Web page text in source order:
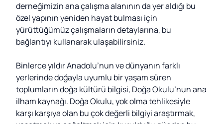
derneğimizin ana çalışma alanının da yer aldığı bu
özel yapının yeniden hayat bulması için
yürüttüğümüz çalışmaların detaylarına, bu
bağlantıyı kullanarak ulaşabilirsiniz.
Binlerce yıldır Anadolu’nun ve dünyanın farklı
yerlerinde doğayla uyumlu bir yaşam süren
toplumların doğa kültürü bilgisi, Doğa Okulu’nun ana
ilham kaynağı. Doğa Okulu, yok olma tehlikesiyle
karşı karşıya olan bu çok değerli bilgiyi araştırmak,